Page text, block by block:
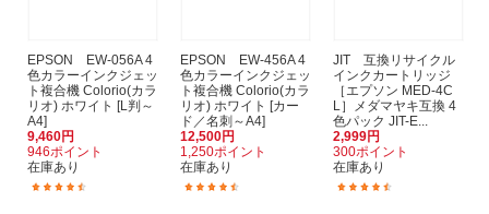
EPSON EW-056A 4
色カラーインクジェッ
ト複合機 Colorio(カラ
リオ) ホワイト [L判～
A4]
9,460円
946ポイント
在庫あり
EPSON EW-456A 4
色カラーインクジェッ
ト複合機 Colorio(カラ
リオ) ホワイト [カー
ド／名刺～A4]
12,500円
1,250ポイント
在庫あり
JIT 互換リサイクル
インクカートリッジ
［エプソン MED-4C
L］メダマヤキ互換 4
色パック JIT-E...
2,999円
300ポイント
在庫あり